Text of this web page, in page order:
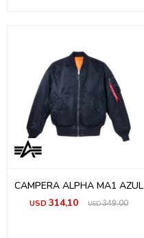
CAMPERA ALPHA MA1 AZUL
USD 314,10 USD349,00